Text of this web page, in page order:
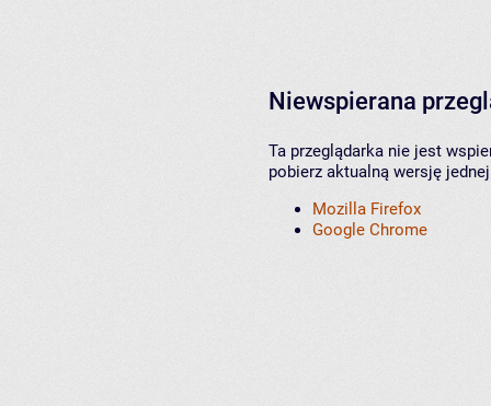
Niewspierana
Ta przeglądarka nie jest
pobierz aktualną wersję
Mozilla Firefox
Google Chrome